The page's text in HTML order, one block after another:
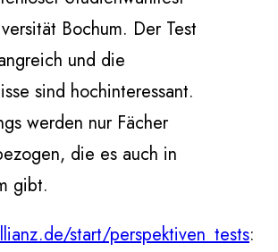
Bochum. Der Test
und die
sind hochinteressant.
werden nur Fächer
die es auch in
gibt.
start/perspektiven_tests: